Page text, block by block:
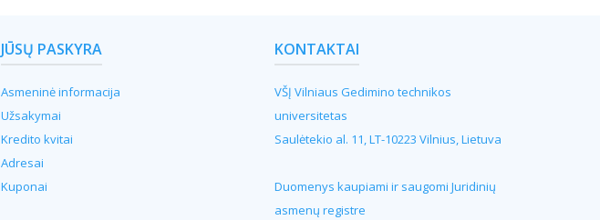
JŪSŲ PASKYRA
Asmeninė informacija
Užsakymai
Kredito kvitai
Adresai
Kuponai
KONTAKTAI
VŠĮ Vilniaus Gedimino technikos
universitetas
Saulėtekio al. 11, LT-10223 Vilnius, Lietuva
Duomenys kaupiami ir saugomi Juridinių
asmenų registre